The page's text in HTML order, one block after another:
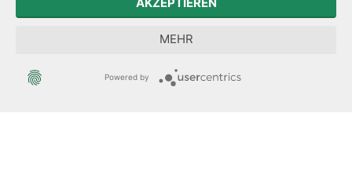
Forum Mitteleuropa
Der Sächsische Integrationsbeauftragte
MEHR
Powered by